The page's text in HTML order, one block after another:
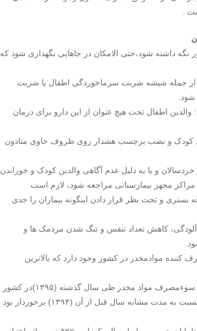
.
داشته شود،حتی الامکان در جاهایی نگهداری شود که
از جمله شیشه شربت سرماخوردگی اطفال یا شربت
شود.
اطفال تحت هیچ عنوان از این دارو برای درمان
کودک و نصب برچسب هشدار روی ظروف حاوی متادون
و یا به دلیل عدم آگاهی والدین کودک و خوراندن
مجهز بیمارستانی مراجعه شود، لازم است
و تحت نظر قرار دادن اینگونه بیماران را جدی
کاهش تعداد تنفس و تنگ شدن مردمک ها و
با موادمخدر، اکنون دو میلیون و ۸۰۸ هزار مصرف کننده موادمخدر در کشور وجود دارد که بالاترین
همچنین بر اساس اعلام سازمان پزشکی قانونی، ۳ هزار و ۱۹۰ تن بر اثر سوءمصرف مواد مخدر طی سال گذشته (۱۳۹۵)در کشور
فوت کردند و در عین حال این آمار رشد ۶،۲درصدی این تلفات در کشور نسبت به مدت مشابه سال قبل از آن (۱۳۹۴) برخوردار بود